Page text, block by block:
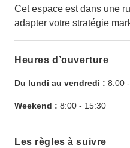
Cet espace est dans une
adapter votre stratégie
Heures d’ouverture
Du lundi au vendredi : 8:00 -
Weekend : 8:00 - 15:30
Les règles à suivre